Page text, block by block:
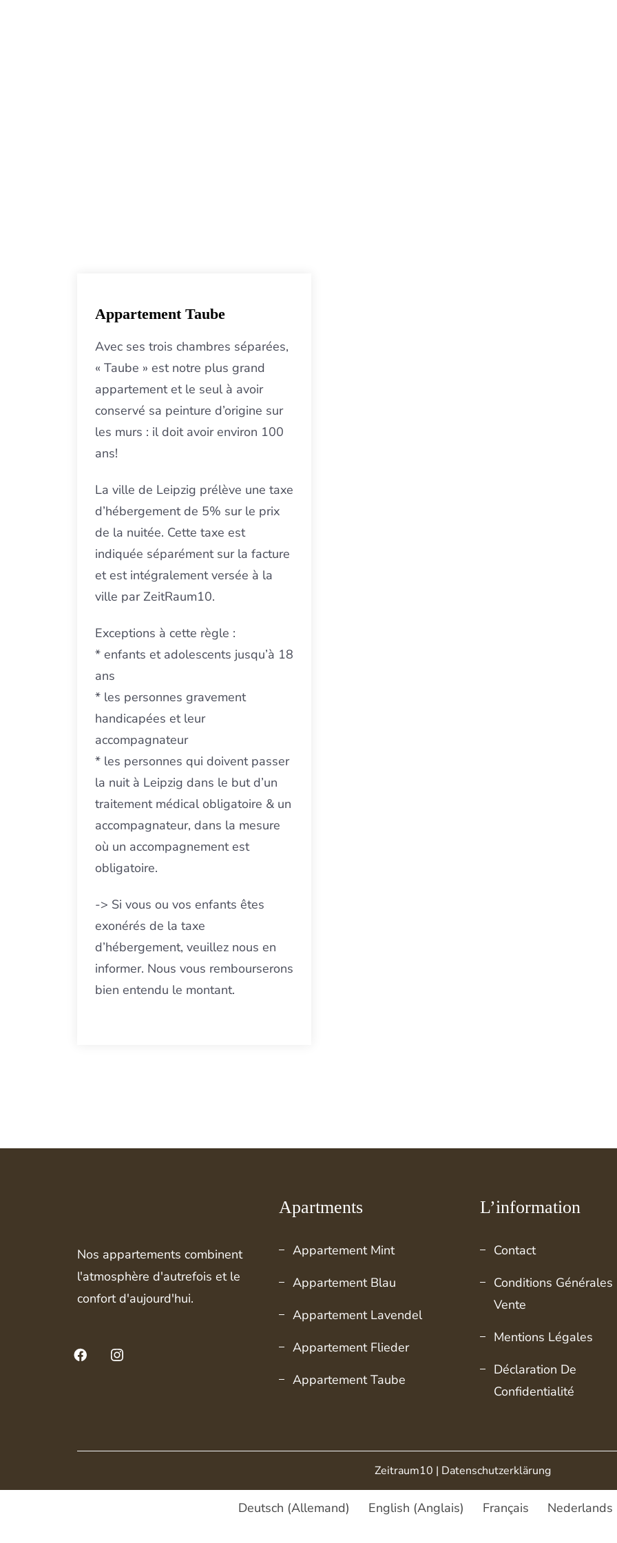
Appartement Taube
Avec ses trois chambres séparées,
« Taube » est notre plus grand
appartement et le seul à avoir
conservé sa peinture d’origine sur
les murs : il doit avoir environ 100
ans!
La ville de Leipzig prélève une taxe
d’hébergement de 5% sur le prix
de la nuitée. Cette taxe est
indiquée séparément sur la facture
et est intégralement versée à la
ville par ZeitRaum10.
Exceptions à cette règle :
* enfants et adolescents jusqu’à 18
ans
* les personnes gravement
handicapées et leur
accompagnateur
* les personnes qui doivent passer
la nuit à Leipzig dans le but d’un
traitement médical obligatoire & un
accompagnateur, dans la mesure
où un accompagnement est
obligatoire.
-> Si vous ou vos enfants êtes
exonérés de la taxe
d’hébergement, veuillez nous en
informer. Nous vous rembourserons
bien entendu le montant.
Nos appartements combinent
l'atmosphère d'autrefois et le
confort d'aujourd'hui.
Facebook
Instagram
Apartments
Appartement Mint
Appartement Blau
Appartement Lavendel
Appartement Flieder
Appartement Taube
L’information
Contact
Conditions Générales
Vente
Mentions Légales
Déclaration De
Confidentialité
Zeitraum10 | Datenschutzerklärung
Deutsch (Allemand) English (Anglais) Français Nederlands